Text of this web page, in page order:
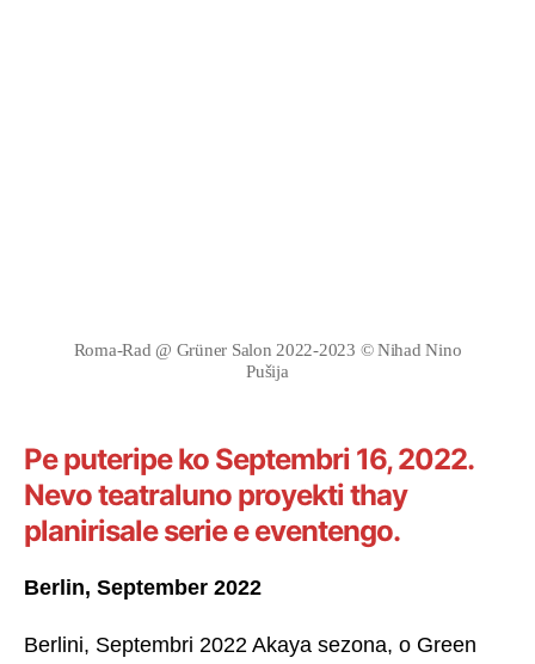
Roma-Rad @ Grüner Salon 2022-2023 © Nihad Nino
Pušija
Pe puteripe ko Septembri 16, 2022.
Nevo teatraluno proyekti thay
planirisale serie e eventengo.
Berlin, September 2022
Berlini, Septembri 2022 Akaya sezona, o Green